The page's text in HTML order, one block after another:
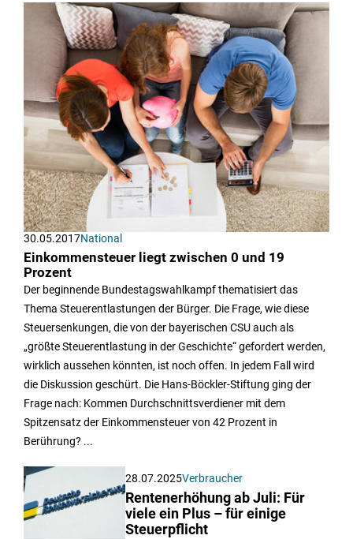
30.05.2017National
Einkommensteuer liegt zwischen 0 und 19
Prozent
Der beginnende Bundestagswahlkampf thematisiert das
Thema Steuerentlastungen der Bürger. Die Frage, wie diese
Steuersenkungen, die von der bayerischen CSU auch als
„größte Steuerentlastung in der Geschichte“ gefordert werden,
wirklich aussehen könnten, ist noch offen. In jedem Fall wird
die Diskussion geschürt. Die Hans-Böckler-Stiftung ging der
Frage nach: Kommen Durchschnittsverdiener mit dem
Spitzensatz der Einkommensteuer von 42 Prozent in
Berührung? ...
28.07.2025Verbraucher
Rentenerhöhung ab Juli: Für
viele ein Plus – für einige
Steuerpflicht